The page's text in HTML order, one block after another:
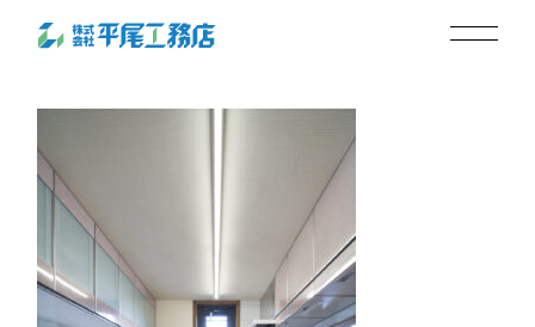
_DSC5389